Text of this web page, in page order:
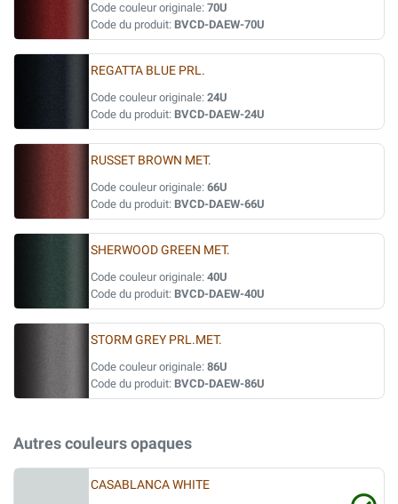
Code couleur originale: 70U
Code du produit: BVCD-DAEW-70U
REGATTA BLUE PRL.
Code couleur originale: 24U
Code du produit: BVCD-DAEW-24U
RUSSET BROWN MET.
Code couleur originale: 66U
Code du produit: BVCD-DAEW-66U
SHERWOOD GREEN MET.
Code couleur originale: 40U
Code du produit: BVCD-DAEW-40U
STORM GREY PRL.MET.
Code couleur originale: 86U
Code du produit: BVCD-DAEW-86U
Autres couleurs opaques
CASABLANCA WHITE